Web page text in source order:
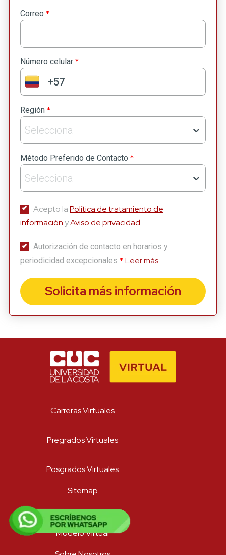
Correo *
Número celular *
Región *
Selecciona
Método Preferido de Contacto *
Selecciona
Acepto laPolítica de tratamiento de
informaciónyAviso de privacidad.
Autorización de contacto en horarios y
periodicidad excepcionales *Leer más.
Solicita más información
Carreras Virtuales
Pregrados Virtuales
Posgrados Virtuales
Sitemap
Blog
Modelo Virtual